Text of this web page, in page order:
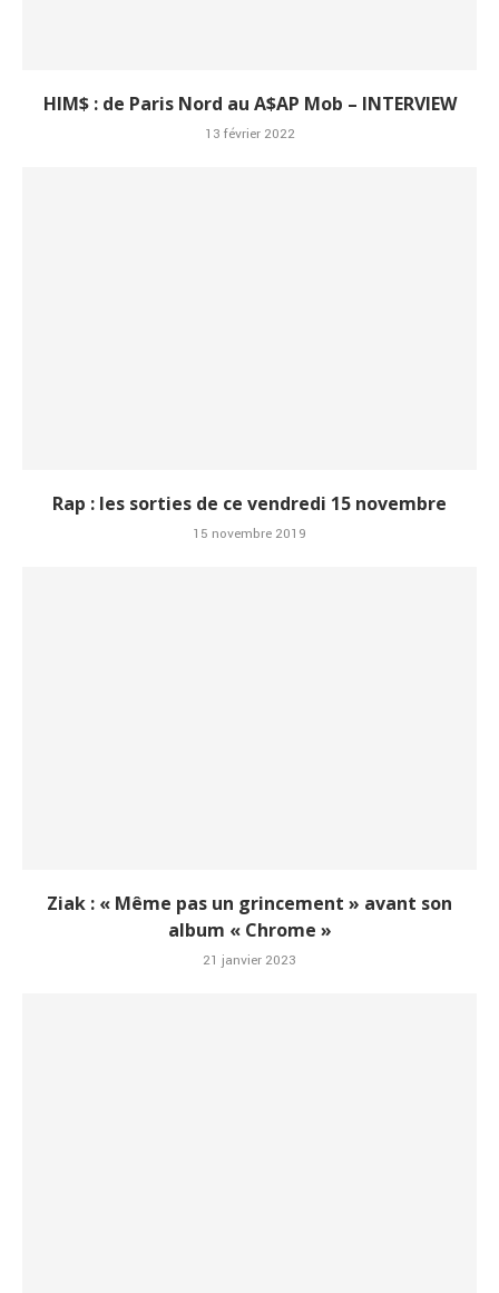
HIM$ : de Paris Nord au A$AP Mob – INTERVIEW
13 février 2022
Rap : les sorties de ce vendredi 15 novembre
15 novembre 2019
Ziak : « Même pas un grincement » avant son
album « Chrome »
21 janvier 2023